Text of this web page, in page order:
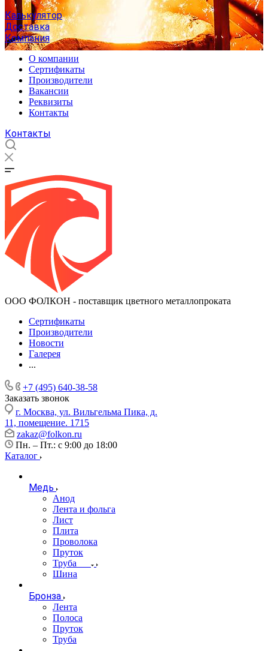
Калькулятор
Доставка
Компания
О компании
Сертификаты
Производители
Вакансии
Реквизиты
Контакты
Контакты
ООО ФОЛКОН - поставщик цветного металлопроката
Сертификаты
Производители
Новости
Галерея
...
+7 (495) 640-38-58
Заказать звонок
г. Москва, ул. Вильгельма Пика, д.
11, помещение. 1715
zakaz@folkon.ru
Пн. – Пт.: с 9:00 до 18:00
Каталог
Медь
Анод
Лента и фольга
Лист
Плита
Проволока
Пруток
Труба
Шина
Бронза
Лента
Полоса
Пруток
Труба